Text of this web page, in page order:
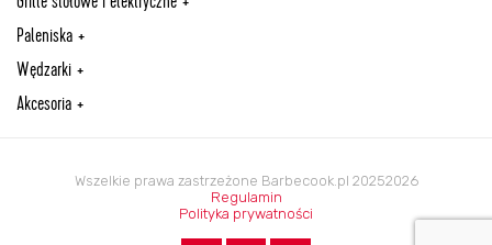
Paleniska
Wędzarki
Akcesoria
Wszelkie prawa zastrzeżone Barbecook.pl 20252026
Regulamin
Polityka prywatności